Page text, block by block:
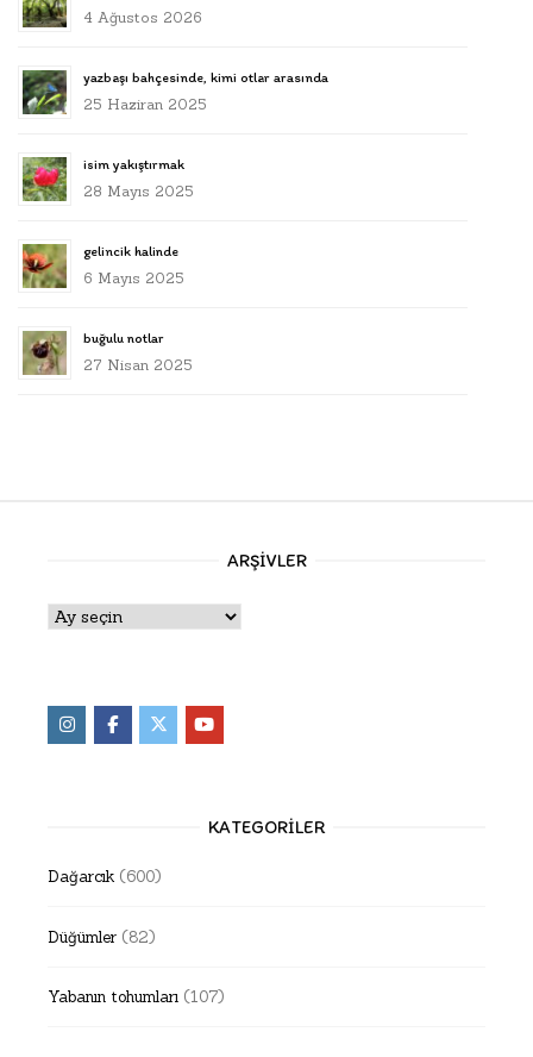
4 Ağustos 2026
yazbaşı bahçesinde, kimi otlar arasında
25 Haziran 2025
isim yakıştırmak
28 Mayıs 2025
gelincik halinde
6 Mayıs 2025
buğulu notlar
27 Nisan 2025
ARŞIVLER
Arşivler
KATEGORILER
Dağarcık (600)
Düğümler (82)
Yabanın tohumları (107)